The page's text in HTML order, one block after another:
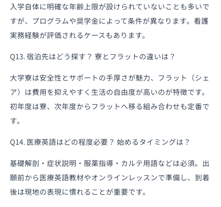
入学自体に明確な年齢上限が設けられていないことも多いで
すが、プログラムや奨学金によって条件が異なります。看護
実務経験が評価されるケースもあります。
Q13. 宿泊先はどう探す？ 寮とフラットの違いは？
大学寮は安全性とサポートの手厚さが魅力、フラット（シェ
ア）は費用を抑えやすく生活の自由度が高いのが特徴です。
初年度は寮、次年度からフラットへ移る組み合わせも定番で
す。
Q14. 医療英語はどの程度必要？ 始めるタイミングは？
基礎解剖・症状説明・服薬指導・カルテ用語などは必須。出
願前から医療英語教材やオンラインレッスンで準備し、到着
後は現地の表現に慣れることが重要です。